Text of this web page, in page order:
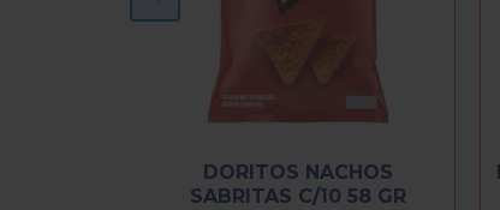
DORITOS NACHOS
SABRITAS C/10 58 GR